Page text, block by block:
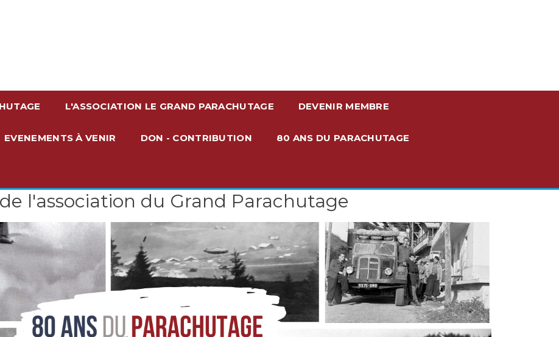
L'ASSOCIATION LE GRAND PARACHUTAGE DEVENIR MEMBRE
EVENEMENTS À VENIR DON - CONTRIBUTION 80 ANS DU PARACHUTAGE
l'association du Grand Parachutage